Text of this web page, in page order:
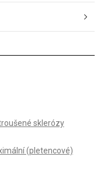
sklerózy
(pletencové)